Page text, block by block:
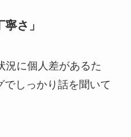
さ」
況に個人差があるた
しっかり話を聞いて